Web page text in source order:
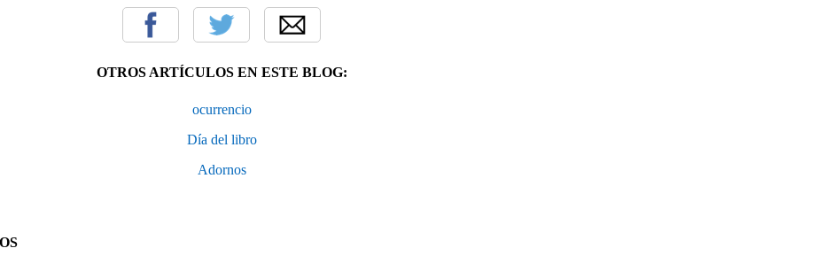
OTROS ARTÍCULOS EN ESTE BLOG:
ocurrencio
Día del libro
Adornos